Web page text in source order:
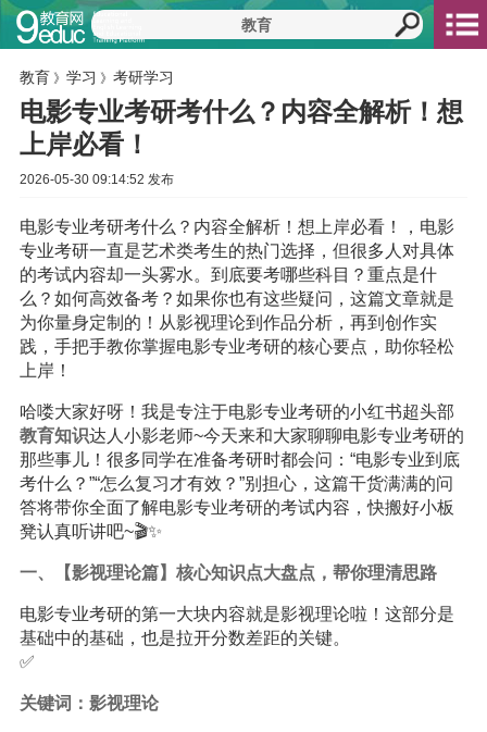
教育 》 学习 》 考研学习
电影专业考研考什么？内容全解析！想
上岸必看！
2026-05-30 09:14:52 发布
电影专业考研考什么？内容全解析！想上岸必看！，电影
专业考研一直是艺术类考生的热门选择，但很多人对具体
的考试内容却一头雾水。到底要考哪些科目？重点是什
么？如何高效备考？如果你也有这些疑问，这篇文章就是
为你量身定制的！从影视理论到作品分析，再到创作实
践，手把手教你掌握电影专业考研的核心要点，助你轻松
上岸！
哈喽大家好呀！我是专注于电影专业考研的小红书超头部
教育知识达人小影老师~今天来和大家聊聊电影专业考研的
那些事儿！很多同学在准备考研时都会问：“电影专业到底
考什么？”“怎么复习才有效？”别担心，这篇干货满满的问
答将带你全面了解电影专业考研的考试内容，快搬好小板
凳认真听讲吧~🎬✨
一、【影视理论篇】核心知识点大盘点，帮你理清思路
电影专业考研的第一大块内容就是影视理论啦！这部分是
基础中的基础，也是拉开分数差距的关键。
✅
关键词：影视理论